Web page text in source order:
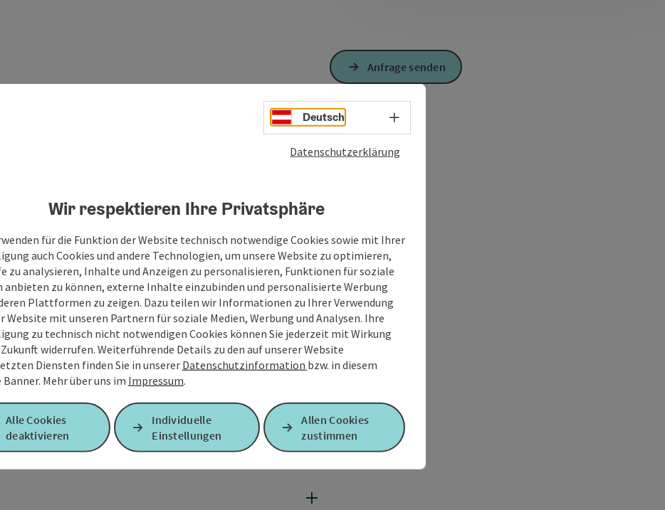
Anfrage senden
Deutsch Sprachwahl - Menü öffnen
Datenschutzerklärung
Wir respektieren Ihre Privatsphäre
für die Funktion der Website technisch notwendige Cookies sowie mit Ihrer
auch Cookies und andere Technologien, um unsere Website zu optimieren,
zu analysieren, Inhalte und Anzeigen zu personalisieren, Funktionen für soziale
anbieten zu können, externe Inhalte einzubinden und personalisierte Werbung
Plattformen zu zeigen. Dazu teilen wir Informationen zu Ihrer Verwendung
Website mit unseren Partnern für soziale Medien, Werbung und Analysen. Ihre
zu technisch nicht notwendigen Cookies können Sie jederzeit mit Wirkung
widerrufen. Weiterführende Details zu den auf unserer Website
Diensten finden Sie in unsererDatenschutzinformation bzw. in diesem
Banner. Mehr über uns im Impressum.
Alle Cookies
deaktivieren
Individuelle
Einstellungen
Allen Cookies
zustimmen